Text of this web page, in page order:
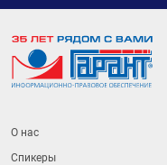
О нас
Спикеры